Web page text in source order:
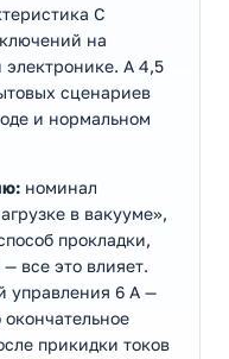
C
на
электронике. А 4,5
сценариев
и нормальном
номинал
в вакууме»,
прокладки,
все это влияет.
управления 6 А —
прикидки токов